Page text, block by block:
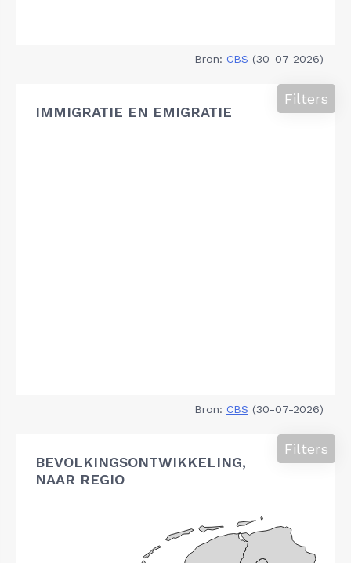
Bron: CBS (30-07-2026)
IMMIGRATIE EN EMIGRATIE
Filters
Bron: CBS (30-07-2026)
BEVOLKINGSONTWIKKELING,
NAAR REGIO
Filters